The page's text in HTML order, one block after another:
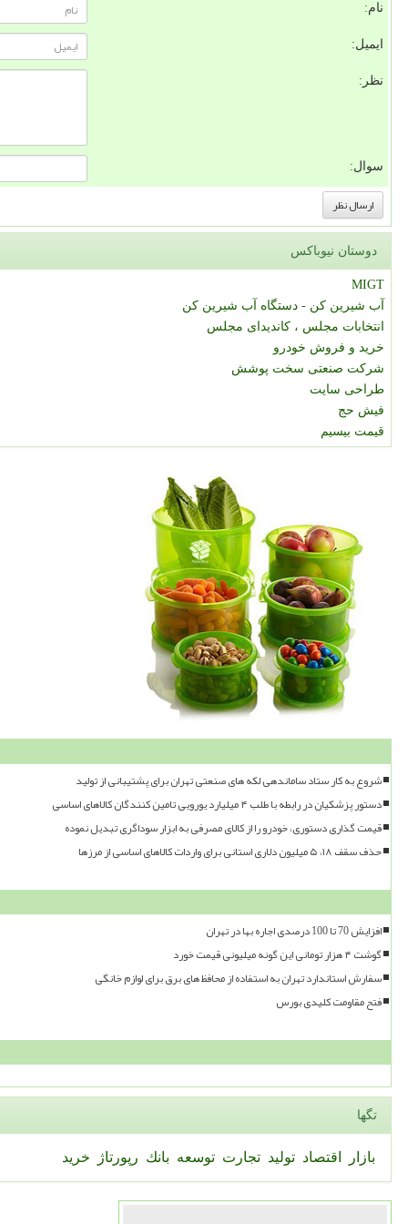
نام:
ایمیل:
نظر:
سوال:
دوستان نیوباکس
MIGT
آب شیرین کن - دستگاه آب شیرین کن
انتخابات مجلس ، کاندیدای مجلس
خرید و فروش خودرو
شرکت صنعتی سخت پوشش
طراحی سایت
فیش حج
قیمت بیسیم
شروع به کار ستاد ساماندهی لکه های صنعتی تهران برای پشتیبانی از تولید
دستور پزشکیان در رابطه با طلب ۴ میلیارد یورویی تامین کنندگان کالاهای اساسی
قیمت گذاری دستوری، خودرو را از کالای مصرفی به ابزار سوداگری تبدیل نموده
حذف سقف ۱۸، ۵ میلیون دلاری استانی برای واردات کالاهای اساسی از مرزها
افزایش 70 تا 100 درصدی اجاره بها در تهران
گوشت ۴ هزار تومانی این گونه میلیونی قیمت خورد
سفارش استاندارد تهران به استفاده از محافظ های برق برای لوازم خانگی
فتح مقاومت کلیدی بورس
تگها
بازار اقتصاد تولید تجارت توسعه بانك رپورتاژ خرید